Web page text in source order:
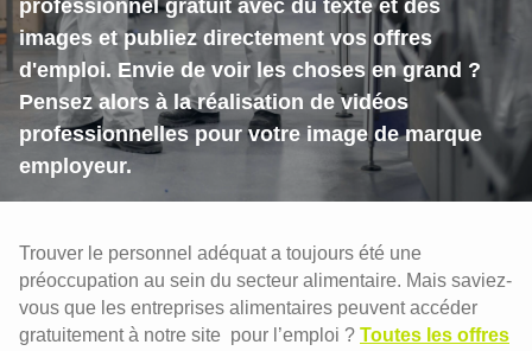
professionnel gratuit avec du texte et des
images et publiez directement vos offres
d'emploi. Envie de voir les choses en grand ?
Pensez alors à la réalisation de vidéos
professionnelles pour votre image de marque
employeur.
Trouver le personnel adéquat a toujours été une
préoccupation au sein du secteur alimentaire. Mais saviez-
vous que les entreprises alimentaires peuvent accéder
gratuitement à notre site pour l’emploi ? Toutes les offres